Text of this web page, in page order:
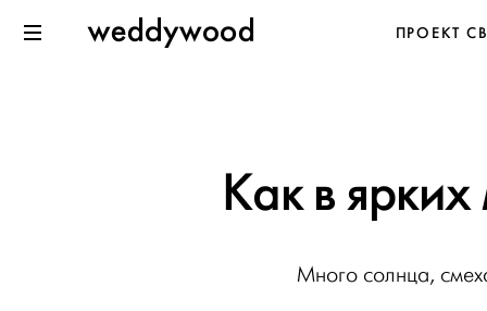
к содержанию
WeddywoodПРОЕКТ
Как в
Много солнца,